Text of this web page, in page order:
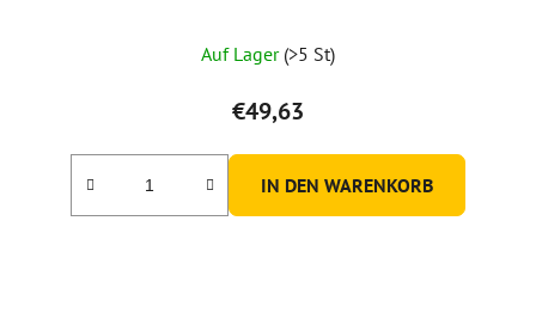
durchschnittliche
Produktbewertung
ist
5,0
von
Auf Lager (>5 St)
€49,63
IN DEN WARENKORB